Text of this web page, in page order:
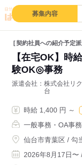
募集内容
契約社員への紹介予定
【在宅OK】時
験OK◎事務
派遣会社
株式会社リ
台
時給 1,400 円 ～
一般事務・OA事務
仙台市青葉区 / 勾
2026年8月17日〜